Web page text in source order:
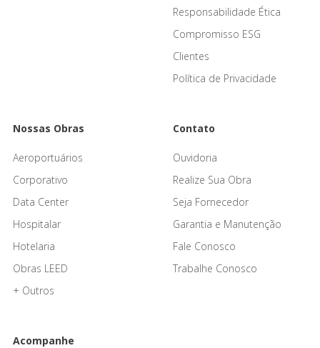
Responsabilidade Ética
Compromisso ESG
Clientes
Política de Privacidade
Nossas Obras
Aeroportuários
Corporativo
Data Center
Hospitalar
Hotelaria
Obras LEED
+ Outros
Contato
Ouvidoria
Realize Sua Obra
Seja Fornecedor
Garantia e Manutenção
Fale Conosco
Trabalhe Conosco
Acompanhe